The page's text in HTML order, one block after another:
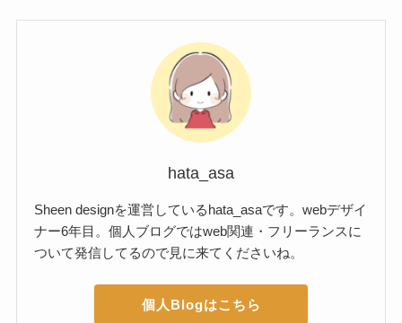
hata_asa
Sheen designを運営しているhata_asaです。webデザイ
ナー6年目。個人ブログではweb関連・フリーランスに
ついて発信してるので見に来てくださいね。
個人Blogはこちら